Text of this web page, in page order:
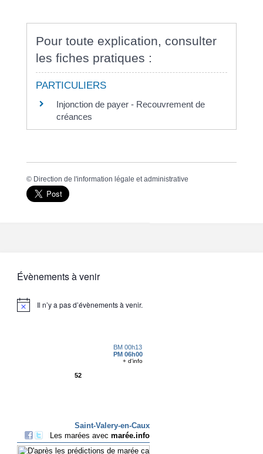
Pour toute explication, consulter
les fiches pratiques :
PARTICULIERS
Injonction de payer - Recouvrement de
créances
© Direction de l'information légale et administrative
Évènements à venir
Il n’y a pas d’évènements à venir.